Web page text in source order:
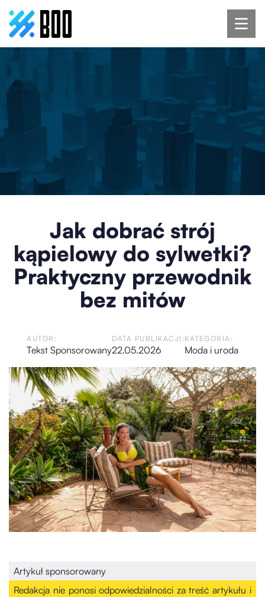
Jak dobrać strój
kąpielowy do sylwetki?
Praktyczny przewodnik
bez mitów
AUTOR:
Tekst Sponsorowany
DATA PUBLIKACJI:
22.05.2026
KATEGORIA:
Moda i uroda
Artykuł sponsorowany
Redakcja nie ponosi odpowiedzialności za treść artykułu i